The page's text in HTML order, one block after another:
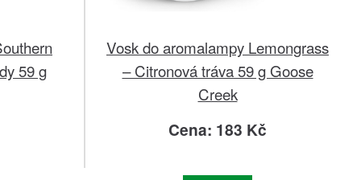
59 g
Vosk do aromalampy Lemongrass
– Citronová tráva 59 g Goose
Creek
Cena: 183 Kč